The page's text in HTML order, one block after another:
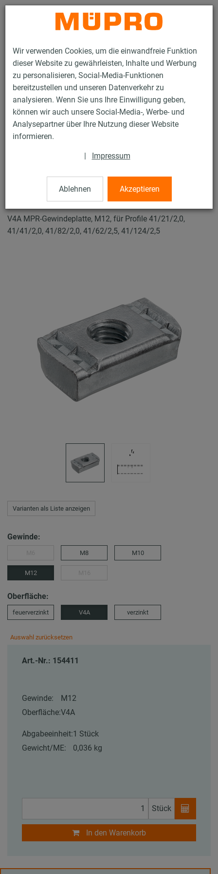
Wir verwenden Cookies, um die einwandfreie Funktion
dieser Website zu gewährleisten, Inhalte und Werbung
zu personalisieren, Social-Media-Funktionen
bereitzustellen und unseren Datenverkehr zu
analysieren. Wenn Sie uns Ihre Einwilligung geben,
können wir auch unsere Social-Media-, Werbe- und
Analysepartner über Ihre Nutzung dieser Website
informieren.
| Impressum
Ablehnen Akzeptieren
Kontakt
Produkte Befestigungstechnik
Lüftungsbefestigung
Installationsschienen für die Lüftungsbefestigung
MPR-Systemschienen (leichter bis mittlerer Lastbereich)
MPR-Gewindeplatten
MPR-Gewindeplatten
V4A MPR-Gewindeplatte, M12, für Profile 41/21/2,0,
41/41/2,0, 41/82/2,0, 41/62/2,5, 41/124/2,5
Varianten als Liste anzeigen
Gewinde:
M8 M10
M12
Oberfläche:
feuerverzinkt V4A verzinkt
Auswahl zurücksetzen
Art.-Nr.: 154411
Gewinde:
M12
Oberfläche:V4A
Abgabeeinheit:1 Stück
Gewicht/ME:
0,036 kg
Stück
In den Warenkorb